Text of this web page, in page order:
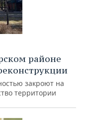
районе
закроют на
территории